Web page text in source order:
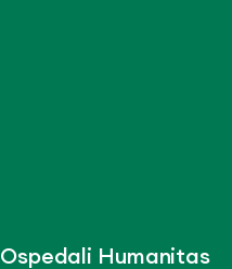
Ospedali Humanitas